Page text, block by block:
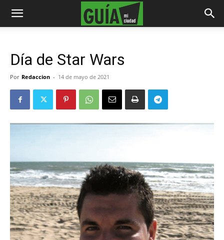
Día de Star Wars
Por Redaccion - 14 de mayo de 2021